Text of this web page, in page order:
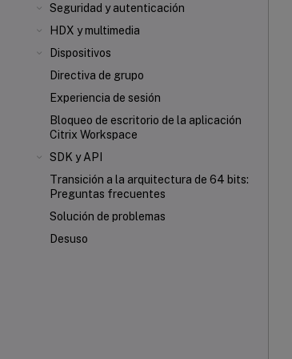
Seguridad y autenticación
HDX y multimedia
Dispositivos
Directiva de grupo
Experiencia de sesión
Bloqueo de escritorio de la aplicación
Citrix Workspace
SDK y API
Transición a la arquitectura de 64 bits:
Preguntas frecuentes
Solución de problemas
Desuso